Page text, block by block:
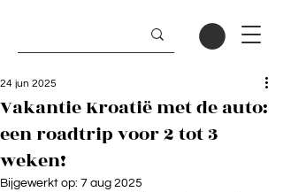
Vakantie Kroatië met de auto:
een roadtrip voor 2 tot 3
weken!
24 jun 2025
Bijgewerkt op: 7 aug 2025